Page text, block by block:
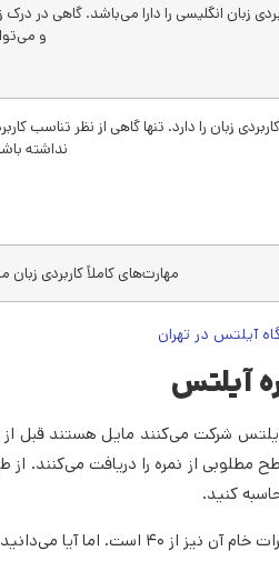
زبان انگلیسی را دارا می‌باشد. گاهی در
و
زبان را دارد. تنها گاهی از نظر
نداشته
مهارت‌های کاملاً کاربردی
آیلتس در تهران
آیلتس
شرکت می‌کنند مایل هستند قبل
از نمره را دریافت می‌کنند. از
کنید.
نمره آیلتس از ۹ است و ریز